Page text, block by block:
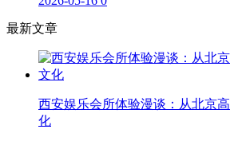
最新文章
西安娱乐会所体验漫谈：从北京
化